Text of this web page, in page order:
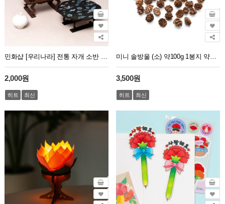
2,000원
히트 최신
3,500원
히트 최신